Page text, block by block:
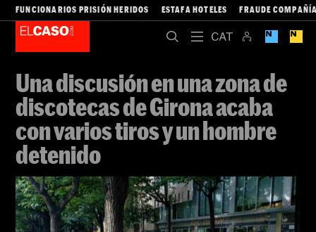
FUNCIONARIOS PRISIÓN HERIDOS ESTAFA HOTELES FRAUDE
Una discusión en una zona de
discotecas de Girona acaba
con varios tiros y un hombre
detenido